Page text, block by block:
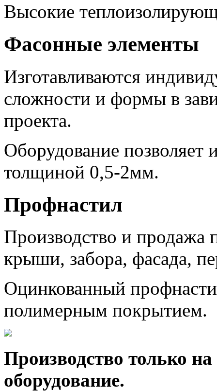
Высокие
Фасонные элементы
Изготавливаются
сложности и формы в
проекта.
Оборудование позволяет
толщиной 0,5-2мм.
Профнастил
Производство и продажа
крыши, забора, фасада,
Оцинкованный
полимерным покрытием.
Производство только
оборудование.